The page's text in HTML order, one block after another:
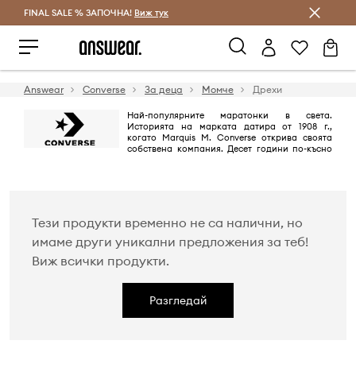
Спестявай с Answear Club
FINAL SALE % ЗАПОЧНА! Виж тук
Answear Converse За деца Момче Дрехи
Най-популярните маратонки в света.
Историята на марката датира от 1908 г.,
когато Marquis M. Converse открива своята
собствена компания. Десет години по-късно
Тези продукти временно не са налични, но
имаме други уникални предложения за теб!
Виж всички продукти.
Разгледай